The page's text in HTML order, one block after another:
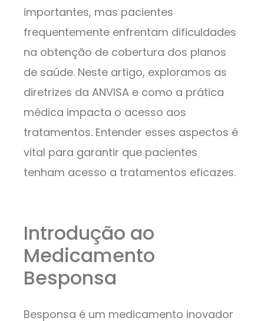
importantes, mas pacientes
frequentemente enfrentam dificuldades
na obtenção de cobertura dos planos
de saúde. Neste artigo, exploramos as
diretrizes da ANVISA e como a prática
médica impacta o acesso aos
tratamentos. Entender esses aspectos é
vital para garantir que pacientes
tenham acesso a tratamentos eficazes.
Introdução ao
Medicamento
Besponsa
Besponsa é um medicamento inovador